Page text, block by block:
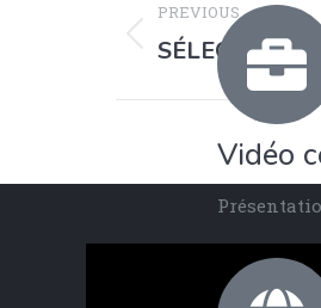
Vidéo
PREVIOUS
SÉLECTION